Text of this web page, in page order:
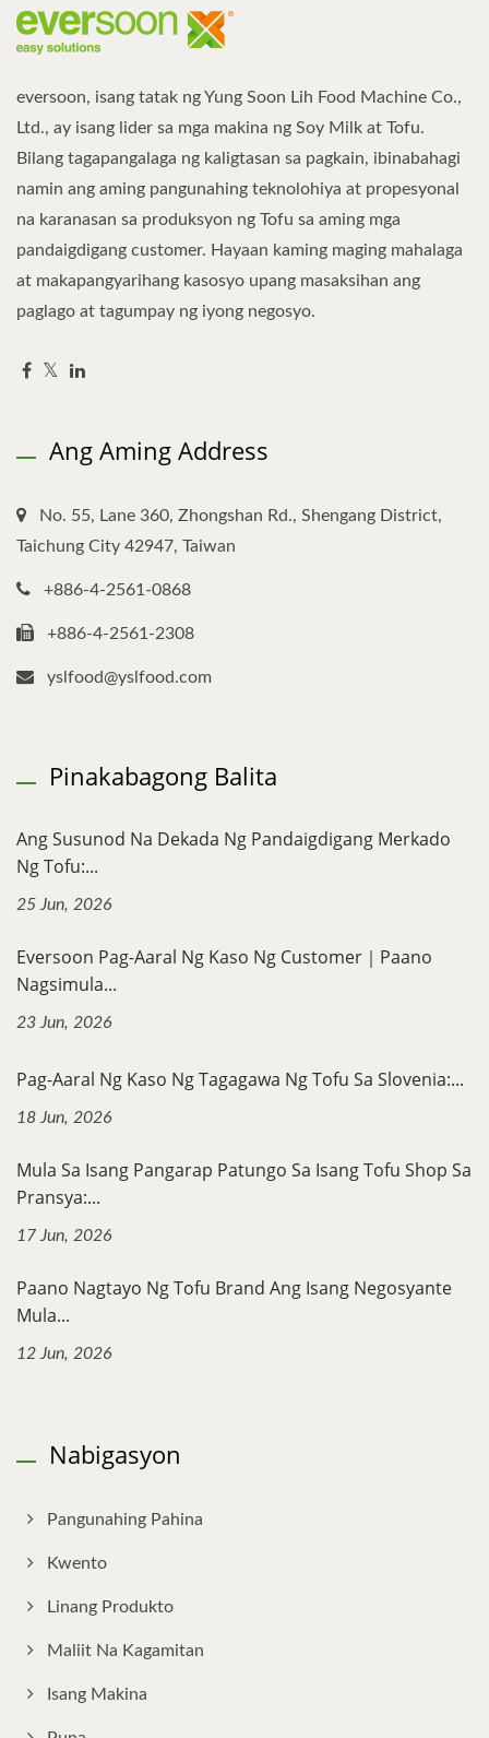
eversoon, isang tatak ng Yung Soon Lih Food Machine Co.,
Ltd., ay isang lider sa mga makina ng Soy Milk at Tofu.
Bilang tagapangalaga ng kaligtasan sa pagkain, ibinabahagi
namin ang aming pangunahing teknolohiya at propesyonal
na karanasan sa produksyon ng Tofu sa aming mga
pandaigdigang customer. Hayaan kaming maging mahalaga
at makapangyarihang kasosyo upang masaksihan ang
paglago at tagumpay ng iyong negosyo.
Ang Aming Address
No. 55, Lane 360, Zhongshan Rd., Shengang District,
Taichung City 42947, Taiwan
+886-4-2561-0868
+886-4-2561-2308
yslfood@yslfood.com
Pinakabagong Balita
Ang Susunod Na Dekada Ng Pandaigdigang Merkado
Ng Tofu:...
25 Jun, 2026
Eversoon Pag-Aaral Ng Kaso Ng Customer｜Paano
Nagsimula...
23 Jun, 2026
Pag-Aaral Ng Kaso Ng Tagagawa Ng Tofu Sa Slovenia:...
18 Jun, 2026
Mula Sa Isang Pangarap Patungo Sa Isang Tofu Shop Sa
Pransya:...
17 Jun, 2026
Paano Nagtayo Ng Tofu Brand Ang Isang Negosyante
Mula...
12 Jun, 2026
Nabigasyon
Pangunahing Pahina
Kwento
Linang Produkto
Maliit Na Kagamitan
Isang Makina